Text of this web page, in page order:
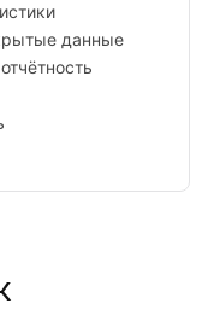
данные